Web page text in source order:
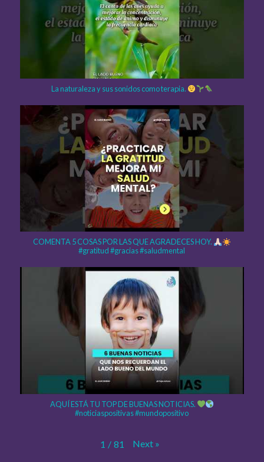
La naturaleza y sus sonidos como terapia.
COMENTA 5 COSAS POR LAS QUE AGRADECES HOY.
#gratitud #gracias #saludmental
AQUÍ ESTÁ TU TOP DE BUENAS NOTICIAS.
#noticiaspositivas #mundopositivo
1 / 81 Next »